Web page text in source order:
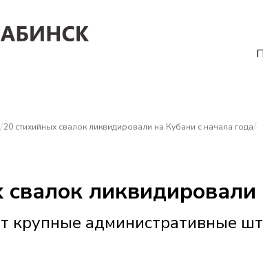
/20 стихийных свалок ликвидировали на Кубани с начала года/
крупные административные